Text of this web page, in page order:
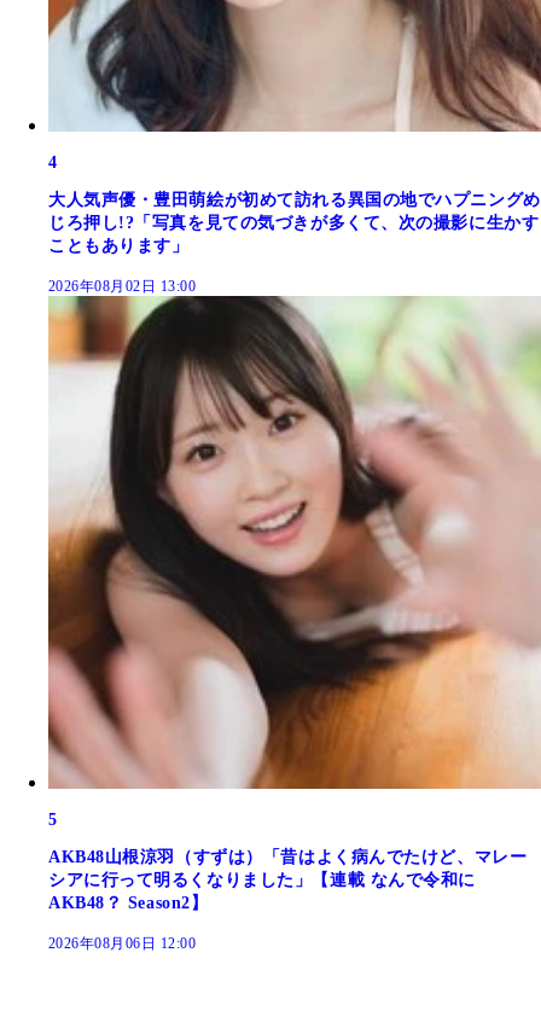
4
大人気声優・豊田萌絵が初めて訪れる異国の地でハプニングめ
じろ押し!?「写真を見ての気づきが多くて、次の撮影に生かす
こともあります」
2026年08月02日 13:00
5
AKB48山根涼羽（すずは）「昔はよく病んでたけど、マレー
シアに行って明るくなりました」【連載 なんで令和に
AKB48？ Season2】
2026年08月06日 12:00